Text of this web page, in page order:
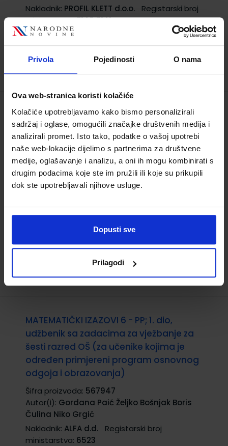
Privola Pojedinosti O nama
Ova web-stranica koristi kolačiće
Kolačiće upotrebljavamo kako bismo personalizirali
sadržaj i oglase, omogućili značajke društvenih medija i
analizirali promet. Isto tako, podatke o vašoj upotrebi
naše web-lokacije dijelimo s partnerima za društvene
medije, oglašavanje i analizu, a oni ih mogu kombinirati s
drugim podacima koje ste im pružili ili koje su prikupili
dok ste upotrebljavali njihove usluge.
Dopusti sve
Prilagodi
Nakladnik: PROFIL KLETT d.o.o.
Registarski broj
ministarstva:7140;7141
19,32 €
TRENUTNO NIJE DOSTUPNO
MATEMATIKA 6 - PP; radna bilježnica za
pomoć u učenju matematike u šestom
razredu osnovne škole
Šifra proizvoda:567840
Autor(i):Ljiljana Peretin Denis Vujanović
Nakladnik:ŠKOLSKA KNJIGA d.d.
MATEMATIČKI IZAZOVI 6 - PP; 1. dio,
udžbenik sa zadacima za vježbanje za
šesti razred OŠ (za učenike kojima je
određen primjereni program osnovnog
odgoja i obrazovanja)
Šifra proizvoda: 567947
Autor(i): Gordana Paić Željko Bošnjak Boris
Čulina Niko Grgić
Nakladnik: ALFA d.d.
Registarski broj
ministarstva: 6523